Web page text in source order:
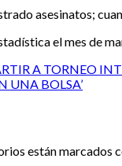
asesinatos;
el mes de
A TORNEO
UNA BOLSA’
están marcados